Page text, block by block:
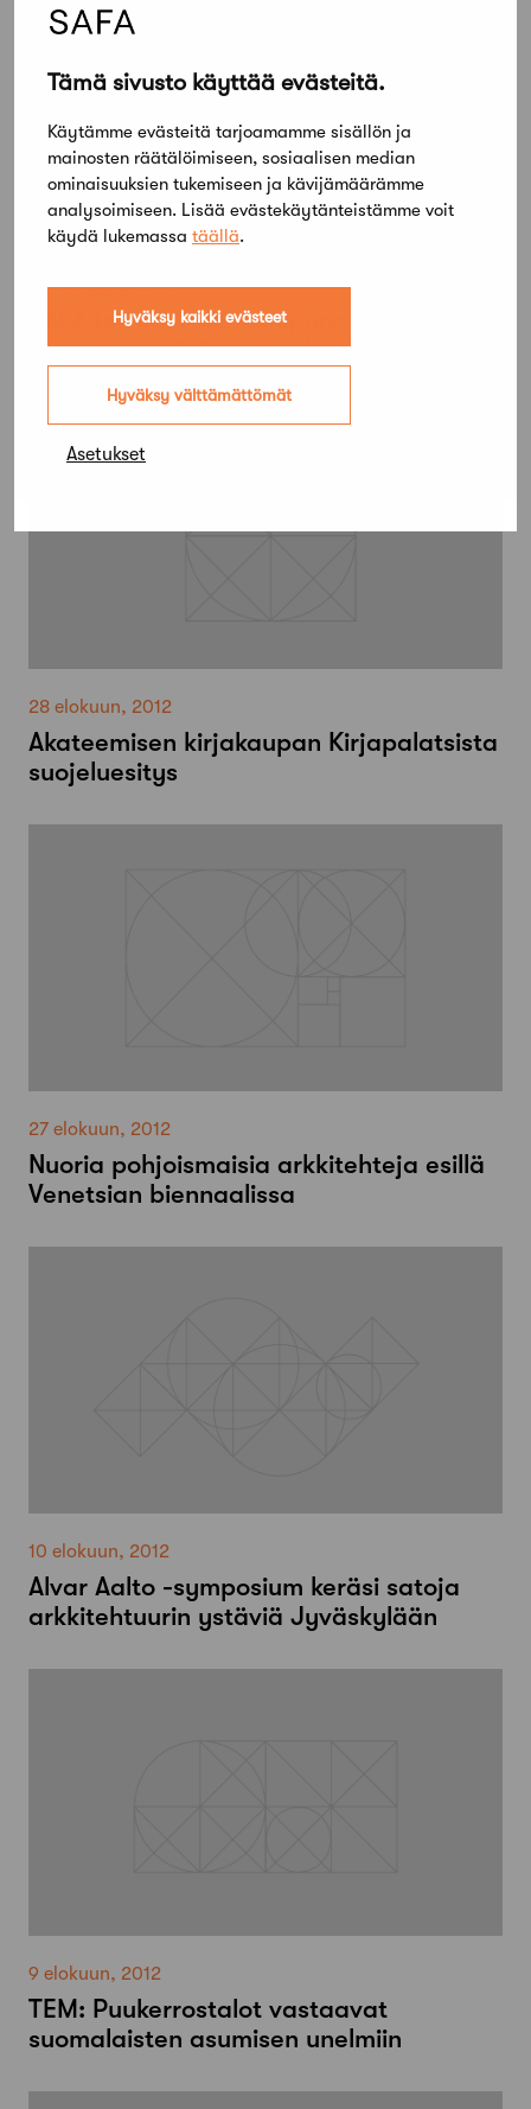
Tämä sivusto käyttää evästeitä.
Käytämme evästeitä tarjoamamme sisällön ja
mainosten räätälöimiseen, sosiaalisen median
ominaisuuksien tukemiseen ja kävijämäärämme
analysoimiseen. Lisää evästekäytänteistämme voit
käydä lukemassa täällä.
Hyväksy kaikki evästeet
Hyväksy välttämättömät
Asetukset
30 elokuun, 2012
SAFA toivoo Oulun kaupungin
kaavoituspäälliköksi arkkitehtia
28 elokuun, 2012
Akateemisen kirjakaupan Kirjapalatsista
suojeluesitys
27 elokuun, 2012
Nuoria pohjoismaisia arkkitehteja esillä
Venetsian biennaalissa
10 elokuun, 2012
Alvar Aalto -symposium keräsi satoja
arkkitehtuurin ystäviä Jyväskylään
9 elokuun, 2012
TEM: Puukerrostalot vastaavat
suomalaisten asumisen unelmiin